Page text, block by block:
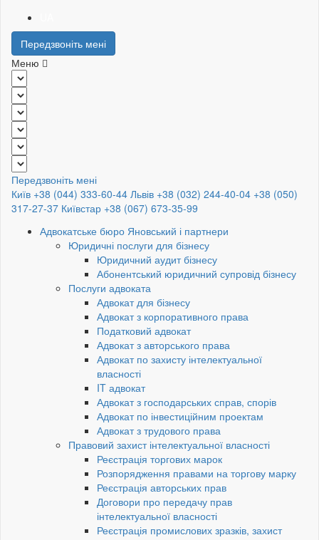
Передзвоніть мені
Меню
Передзвоніть мені
Київ +38 (044) 333-60-44 Львів +38 (032) 244-40-04 +38 (050)
317-27-37 Київстар +38 (067) 673-35-99
Адвокатське бюро Яновський і партнери
Юридичні послуги для бізнесу
Юридичний аудит бізнесу
Абонентський юридичний супровід бізнесу
Послуги адвоката
Адвокат для бізнесу
Адвокат з корпоративного права
Податковий адвокат
Адвокат з авторського права
Адвокат по захисту інтелектуальної
власності
IT адвокат
Адвокат з господарських справ, спорів
Адвокат по інвестиційним проектам
Адвокат з трудового права
Правовий захист інтелектуальної власності
Реєстрація торгових марок
Розпорядження правами на торгову марку
Реєстрація авторських прав
Договори про передачу прав
інтелектуальної власності
Реєстрація промислових зразків, захист